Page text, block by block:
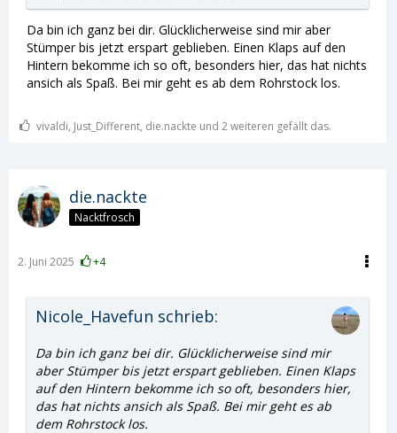
Da bin ich ganz bei dir. Glücklicherweise sind mir aber
Stümper bis jetzt erspart geblieben. Einen Klaps auf den
Hintern bekomme ich so oft, besonders hier, das hat nichts
ansich als Spaß. Bei mir geht es ab dem Rohrstock los.
vivaldi, Just_Different, die.nackte und 2 weiteren gefällt das.
die.nackte
Nacktfrosch
2. Juni 2025 +4
Nicole_Havefun schrieb:
Da bin ich ganz bei dir. Glücklicherweise sind mir
aber Stümper bis jetzt erspart geblieben. Einen Klaps
auf den Hintern bekomme ich so oft, besonders hier,
das hat nichts ansich als Spaß. Bei mir geht es ab
dem Rohrstock los.